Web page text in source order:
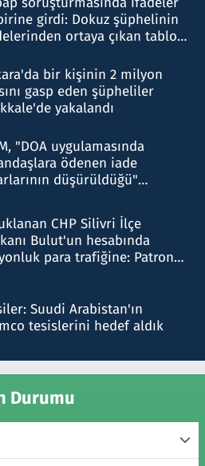
girdi: Dokuz şüphelinin
ortaya çıkan tablo
bir kişinin 2 milyon
gasp eden şüpheliler
yakalandı
"DOA uygulamasında
ödenen iade
düşürüldüğü"
CHP Silivri İlçe
Bulut'un hesabında
para trafiğine: Patron
Suudi Arabistan'ın
tesislerini hedef aldık
Durumu